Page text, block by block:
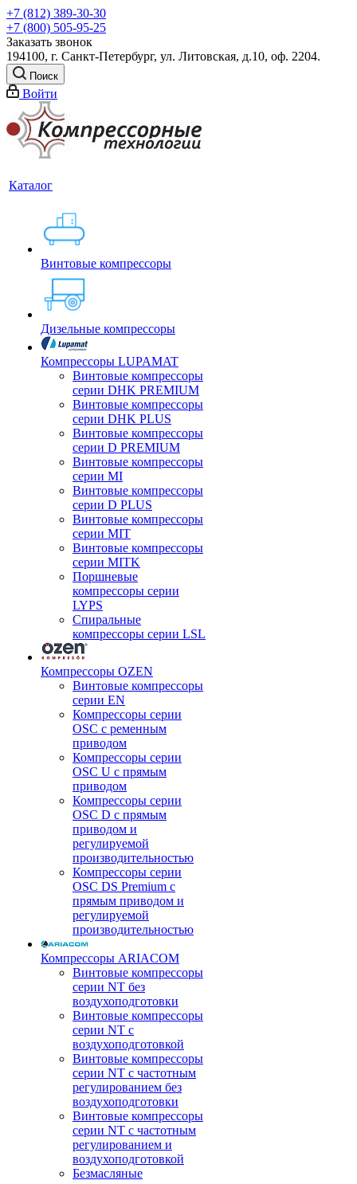
+7 (812) 389-30-30
+7 (800) 505-95-25
Заказать звонок
194100, г. Санкт-Петербург, ул. Литовская, д.10, оф. 2204.
Поиск
Войти
Каталог
Винтовые компрессоры
Дизельные компрессоры
Компрессоры LUPAMAT
Винтовые компрессоры
серии DHK PREMIUM
Винтовые компрессоры
серии DHK PLUS
Винтовые компрессоры
серии D PREMIUM
Винтовые компрессоры
серии MI
Винтовые компрессоры
серии D PLUS
Винтовые компрессоры
серии MIT
Винтовые компрессоры
серии MITK
Поршневые
компрессоры серии
LYPS
Спиральные
компрессоры серии LSL
Компрессоры OZEN
Винтовые компрессоры
серии EN
Компрессоры серии
OSC с ременным
приводом
Компрессоры серии
OSC U с прямым
приводом
Компрессоры серии
OSC D с прямым
приводом и
регулируемой
производительностью
Компрессоры серии
OSC DS Premium с
прямым приводом и
регулируемой
производительностью
Компрессоры ARIACOM
Винтовые компрессоры
серии NT без
воздухоподготовки
Винтовые компрессоры
серии NT c
воздухоподготовкой
Винтовые компрессоры
серии NT с частотным
регулированием без
воздухоподготовки
Винтовые компрессоры
серии NT с частотным
регулированием и
воздухоподготовкой
Безмасляные